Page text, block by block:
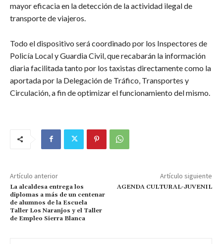
mayor eficacia en la detección de la actividad ilegal de
transporte de viajeros.
Todo el dispositivo será coordinado por los Inspectores de
Policía Local y Guardia Civil, que recabarán la información
diaria facilitada tanto por los taxistas directamente como la
aportada por la Delegación de Tráfico, Transportes y
Circulación, a fin de optimizar el funcionamiento del mismo.
Artículo anterior
La alcaldesa entrega los
diplomas a más de un centenar
de alumnos de la Escuela
Taller Los Naranjos y el Taller
de Empleo Sierra Blanca
Artículo siguiente
AGENDA CULTURAL-JUVENIL